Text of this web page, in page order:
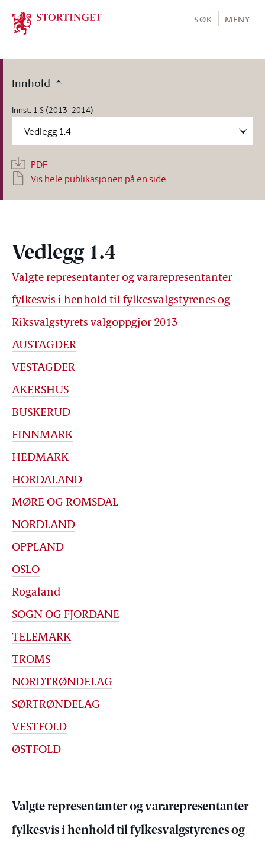
Stortinget.no
SØK MENY
Innhold
Innst. 1 S (2013–2014)
PDF
Vis hele publikasjonen på en side
Vedlegg 1.4
Valgte representanter og vararepresentanter
fylkesvis i henhold til fylkesvalgstyrenes og
Riksvalgstyrets valgoppgjør 2013
AUSTAGDER
VESTAGDER
AKERSHUS
BUSKERUD
FINNMARK
HEDMARK
HORDALAND
MØRE OG ROMSDAL
NORDLAND
OPPLAND
OSLO
Rogaland
SOGN OG FJORDANE
TELEMARK
TROMS
NORDTRØNDELAG
SØRTRØNDELAG
VESTFOLD
ØSTFOLD
Valgte representanter og vararepresentanter
fylkesvis i henhold til fylkesvalgstyrenes og